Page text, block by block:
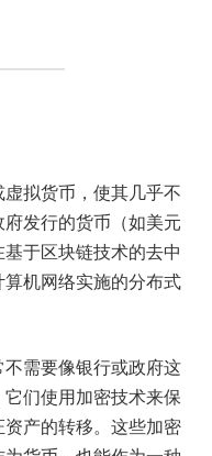
拟货币，使其几乎不
发行的货币（如美元
于区块链技术的去中
机网络实施的分布式
需要像银行或政府这
们使用加密技术来保
产的转移。这些加密